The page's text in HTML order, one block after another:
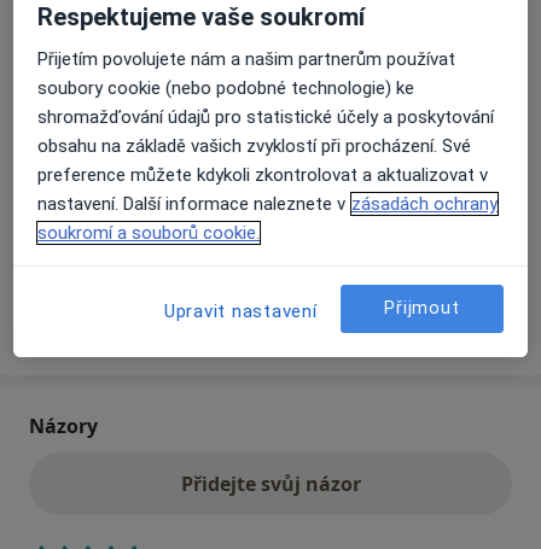
Přiblížit mapuse otevře v nové záložce
Dostupnost
Na této adrese online kalendář není aktivní
Co mám v takové situaci udělat?
Způsoby platby (soukromé návštěvy)
Na teto adrese lékař přijímá pacienty na pojišťovnu
Víceo adrese
Názory
Přidejte svůj názor
Respektujeme vaše soukromí
Přijetím povolujete nám a našim partnerům používat
soubory cookie (nebo podobné technologie) ke
shromažďování údajů pro statistické účely a poskytování
obsahu na základě vašich zvyklostí při procházení. Své
preference můžete kdykoli zkontrolovat a aktualizovat v
nastavení. Další informace naleznete v zásadách ochrany
soukromí a souborů cookie.
Upravit nastavení Přijmout